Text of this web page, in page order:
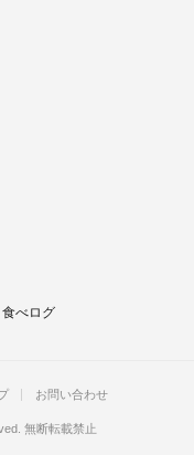
食べログ
お問い合わせ
無断転載禁止